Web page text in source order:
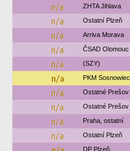
n/a ZHTA Jihlava
n/a Ostatní Plzeň
n/a Arriva Morava
n/a ČSAD Olomouc
n/a (SZY)
n/a PKM Sosnowiec
n/a Ostatné Prešov
n/a Ostatné Prešov
n/a Praha, ostatní
n/a Ostatní Plzeň
DP Plzeň